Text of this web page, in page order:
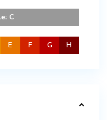
C
E F G H